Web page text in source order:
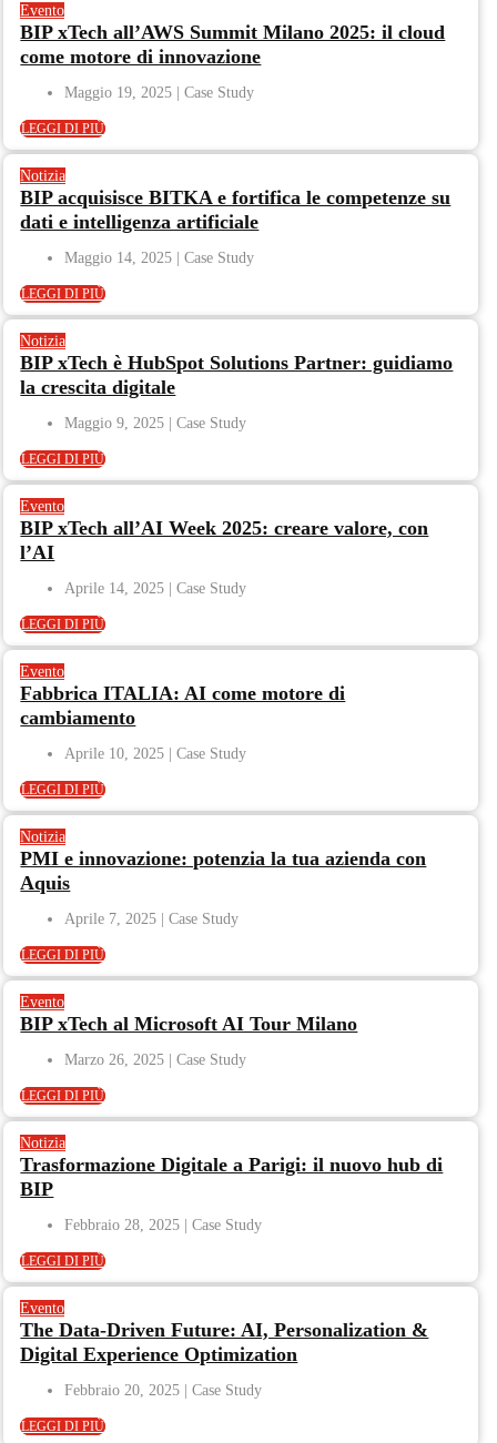
Evento
BIP xTech all’AWS Summit Milano 2025: il cloud
come motore di innovazione
Maggio 19, 2025
LEGGI DI PIÙ
Notizia
BIP acquisisce BITKA e fortifica le competenze su
dati e intelligenza artificiale
Maggio 14, 2025
LEGGI DI PIÙ
Notizia
BIP xTech è HubSpot Solutions Partner: guidiamo
la crescita digitale
Maggio 9, 2025
LEGGI DI PIÙ
Evento
BIP xTech all’AI Week 2025: creare valore, con
l’AI
Aprile 14, 2025
LEGGI DI PIÙ
Evento
Fabbrica ITALIA: AI come motore di
cambiamento
Aprile 10, 2025
LEGGI DI PIÙ
Notizia
PMI e innovazione: potenzia la tua azienda con
Aquis
Aprile 7, 2025
LEGGI DI PIÙ
Evento
BIP xTech al Microsoft AI Tour Milano
Marzo 26, 2025
LEGGI DI PIÙ
Notizia
Trasformazione Digitale a Parigi: il nuovo hub di
BIP
Febbraio 28, 2025
LEGGI DI PIÙ
Evento
The Data-Driven Future: AI, Personalization &
Digital Experience Optimization
Febbraio 20, 2025
LEGGI DI PIÙ